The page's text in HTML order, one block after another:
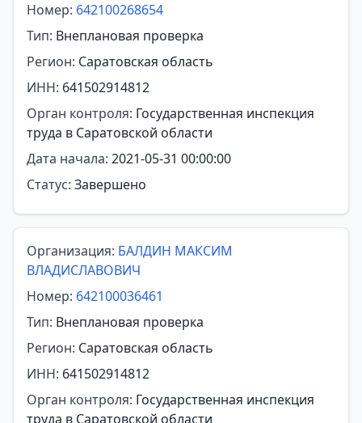
Номер: 642100268654
Тип: Внеплановая проверка
Регион: Саратовская область
ИНН: 641502914812
Орган контроля: Государственная инспекция
труда в Саратовской области
Дата начала: 2021-05-31 00:00:00
Статус: Завершено
Организация: БАЛДИН МАКСИМ
ВЛАДИСЛАВОВИЧ
Номер: 642100036461
Тип: Внеплановая проверка
Регион: Саратовская область
ИНН: 641502914812
Орган контроля: Государственная инспекция
труда в Саратовской области